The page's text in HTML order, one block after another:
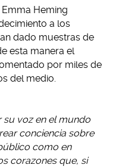
Emma Heming
a los
dado muestras de
esta manera el
por miles de
del medio.
su voz en el mundo
conciencia sobre
como en
corazones que, si